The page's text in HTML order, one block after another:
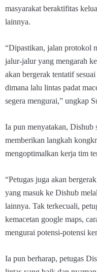
masyarakat beraktifitas
lainnya.
“Dipastikan, jalan protokol
jalur-jalur yang mengarah
akan bergerak tentatif
dimana lalu lintas padat
segera mengurai,” ungkap
Ia pun menyatakan, Dishub
memberikan langkah
mengoptimalkan kerja tim
“Petugas juga akan
yang masuk ke Dishub
lainnya. Tak terkecuali,
kemacetan google maps,
mengurai potensi-potensi
Ia pun berharap, petugas